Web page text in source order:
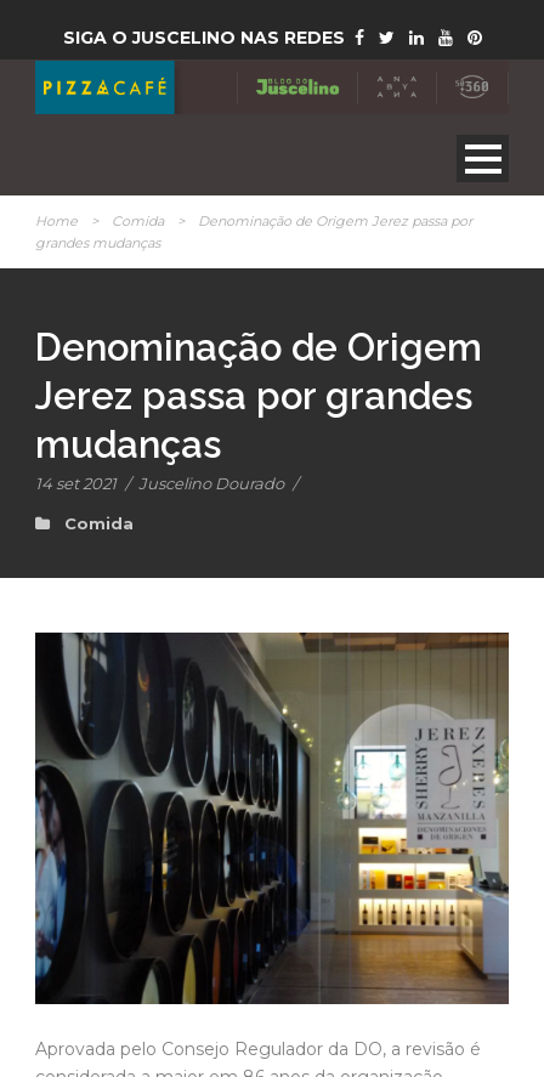
SIGA O JUSCELINO NAS REDES
Home > Comida >
Denominação de Origem Jerez passa por
grandes mudanças
Denominação de Origem
Jerez passa por grandes
mudanças
14 set 2021 / Juscelino Dourado /
Comida
Aprovada pelo Consejo Regulador da DO, a revisão é